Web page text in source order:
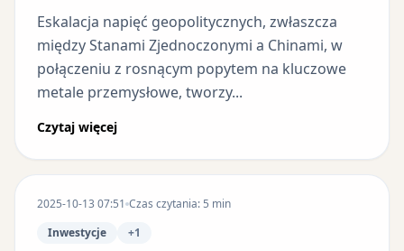
Eskalacja napięć geopolitycznych, zwłaszcza
między Stanami Zjednoczonymi a Chinami, w
połączeniu z rosnącym popytem na kluczowe
metale przemysłowe, tworzy...
Czytaj więcej
2025-10-13 07:51 Czas czytania: 5 min
Inwestycje
+1